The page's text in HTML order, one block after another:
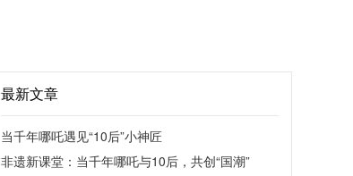
最新文章
当千年哪吒遇见“10后”小神匠
非遗新课堂：当千年哪吒与10后，共创“国潮”